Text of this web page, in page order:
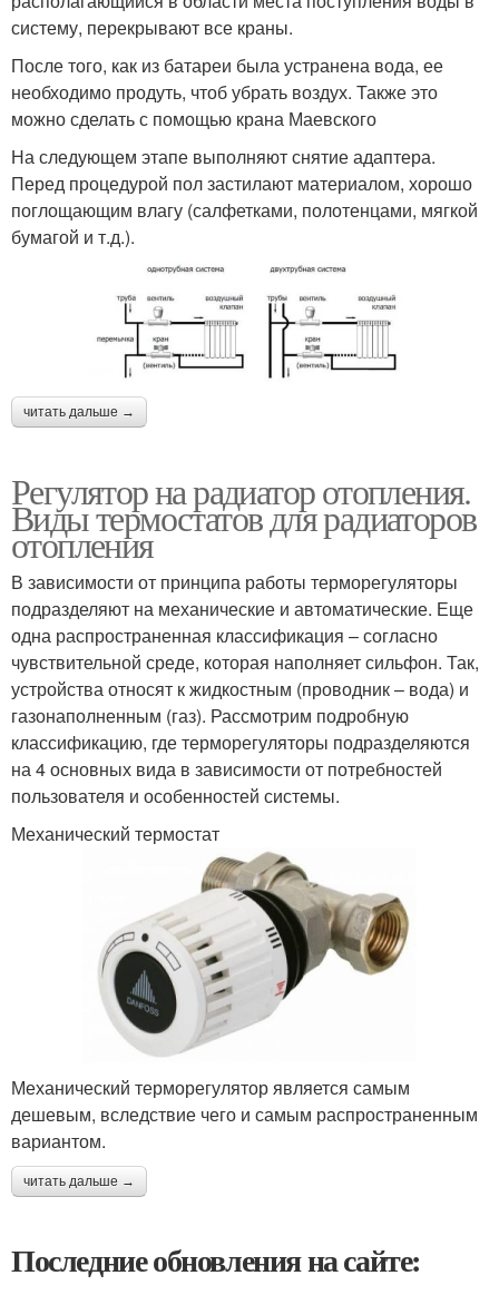
систему, перекрывают все краны.
После того, как из батареи была устранена вода, ее
необходимо продуть, чтоб убрать воздух. Также это
можно сделать с помощью крана Маевского
На следующем этапе выполняют снятие адаптера.
Перед процедурой пол застилают материалом, хорошо
поглощающим влагу (салфетками, полотенцами, мягкой
бумагой и т.д.).
читать дальше →
Регулятор на радиатор отопления.
Виды термостатов для радиаторов
отопления
В зависимости от принципа работы терморегуляторы
подразделяют на механические и автоматические. Еще
одна распространенная классификация – согласно
чувствительной среде, которая наполняет сильфон. Так,
устройства относят к жидкостным (проводник – вода) и
газонаполненным (газ). Рассмотрим подробную
классификацию, где терморегуляторы подразделяются
на 4 основных вида в зависимости от потребностей
пользователя и особенностей системы.
Механический термостат
Механический терморегулятор является самым
дешевым, вследствие чего и самым распространенным
вариантом.
читать дальше →
Последние обновления на сайте: